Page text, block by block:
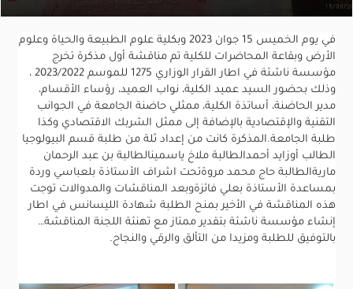
في يوم الخميس 15 جوان 2023 وبكلية علوم الطبيعة والحياة وعلوم
الأرض وبقاعة المحاضرات للكلية تم مناقشة أول مذكرة تخرج
مؤسسة ناشئة في اطار القرار الوزاري 1275 للموسم 2023/2022 ،
وذلك بحضور السيد عميد الكلية، نواب العميد، رؤساء الأقسام،
مدير الحاضنة، أساتذة الكلية، ممثلي حاضنة الجامعة في الجوانب
التقنية والإقتصادية بالإضافة إلى ممثل الشربك الاقتصادي وكذا
طلبة الجامعة.المذكرة كانت من إعداد ثلة من طلبة قسم البيولوجيا
الطالب أوزايد أحمدالطالبة ملاخ ياسمينالطالبة بن عبد الرحمان
ماريةالطالبة حاج محمد مروةتحت اشراف الأستاذة بلعباسي وردة
بمساعدة الأستاذة بعلي فائزةوبعد المناقشات والمدوالات توجت
هذه المناقشة في الأخير بمنح الطلبة شهادة الليسانس في اطار
إنشاء مؤسسة ناشئة بتقدير ممتاز مع تهنئة اللجنة المناقشة…
بالتوفيق للطلبة ومزيدا من التألق والرقي والنجاح.